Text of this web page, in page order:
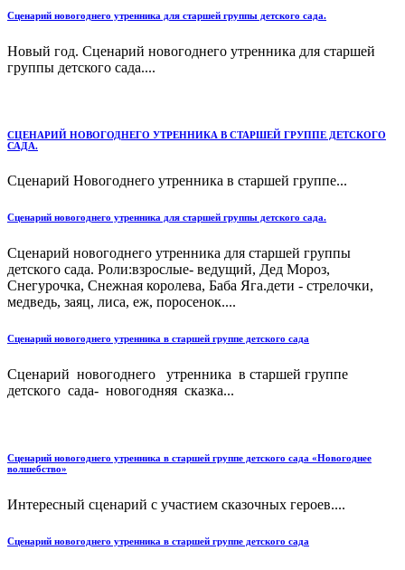
Сценарий новогоднего утренника для старшей группы детского сада.
Новый год. Сценарий новогоднего утренника для старшей
группы детского сада....
СЦЕНАРИЙ НОВОГОДНЕГО УТРЕННИКА В СТАРШЕЙ ГРУППЕ ДЕТСКОГО
САДА.
Сценарий Новогоднего утренника в старшей группе...
Сценарий новогоднего утренника для старшей группы детского сада.
Сценарий новогоднего утренника для старшей группы
детского сада. Роли:взрослые- ведущий, Дед Мороз,
Снегурочка, Снежная королева, Баба Яга.дети - стрелочки,
медведь, заяц, лиса, еж, поросенок....
Сценарий новогоднего утренника в старшей группе детского сада
Сценарий новогоднего утренника в старшей группе
детского сада- новогодняя сказка...
Сценарий новогоднего утренника в старшей группе детского сада «Новогоднее
волшебство»
Интересный сценарий с участием сказочных героев....
Сценарий новогоднего утренника в старшей группе детского сада